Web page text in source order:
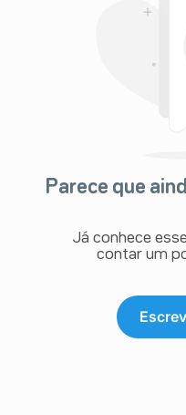
Parece que
Já conhece
contar um